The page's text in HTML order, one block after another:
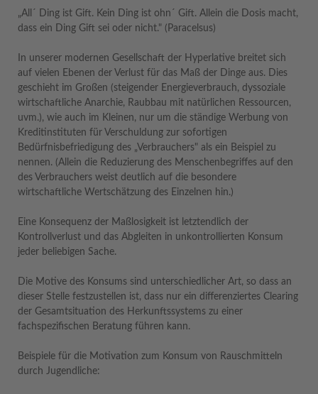
„All´ Ding ist Gift. Kein Ding ist ohn´ Gift. Allein die Dosis macht,
dass ein Ding Gift sei oder nicht." (Paracelsus)
In unserer modernen Gesellschaft der Hyperlative breitet sich
auf vielen Ebenen der Verlust für das Maß der Dinge aus. Dies
geschieht im Großen (steigender Energieverbrauch, dyssoziale
wirtschaftliche Anarchie, Raubbau mit natürlichen Ressourcen,
uvm.), wie auch im Kleinen, nur um die ständige Werbung von
Kreditinstituten für Verschuldung zur sofortigen
Bedürfnisbefriedigung des „Verbrauchers" als ein Beispiel zu
nennen. (Allein die Reduzierung des Menschenbegriffes auf den
des Verbrauchers weist deutlich auf die besondere
wirtschaftliche Wertschätzung des Einzelnen hin.)
Eine Konsequenz der Maßlosigkeit ist letztendlich der
Kontrollverlust und das Abgleiten in unkontrollierten Konsum
jeder beliebigen Sache.
Die Motive des Konsums sind unterschiedlicher Art, so dass an
dieser Stelle festzustellen ist, dass nur ein differenziertes Clearing
der Gesamtsituation des Herkunftssystems zu einer
fachspezifischen Beratung führen kann.
Beispiele für die Motivation zum Konsum von Rauschmitteln
durch Jugendliche: